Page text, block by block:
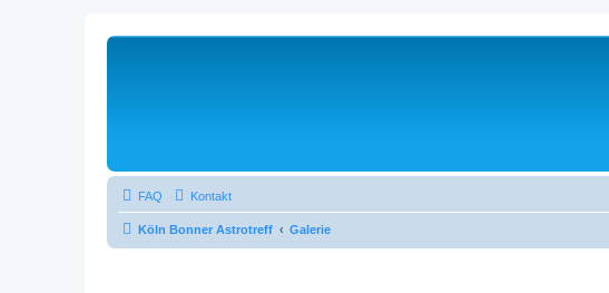
FAQ Kontakt
Köln Bonner Astrotreff Galerie